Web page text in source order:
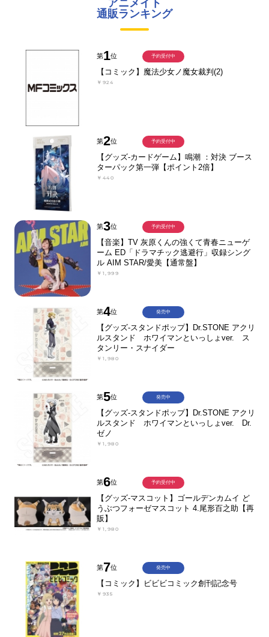
アニメイト
通販ランキング
第1位
【コミック】魔法少女ノ魔女裁判(2)
￥924
予約受付中
第2位
【グッズ-カードゲーム】鳴潮 ：対決 ブース
ターパック第一弾【ポイント2倍】
￥440
予約受付中
第3位
【音楽】TV 灰原くんの強くて青春ニューゲ
ーム ED「ドラマチック逃避行」収録シング
ル AIM STAR/愛美【通常盤】
￥1,999
予約受付中
第4位
【グッズ-スタンドポップ】Dr.STONE アクリ
ルスタンド ホワイマンといっしょver. ス
タンリー・スナイダー
￥1,980
発売中
第5位
【グッズ-スタンドポップ】Dr.STONE アクリ
ルスタンド ホワイマンといっしょver. Dr.
ゼノ
￥1,980
発売中
第6位
【グッズ-マスコット】ゴールデンカムイ ど
うぶつフォーゼマスコット 4.尾形百之助【再
販】
￥1,980
予約受付中
第7位
【コミック】ビビビコミック創刊記念号
￥935
発売中